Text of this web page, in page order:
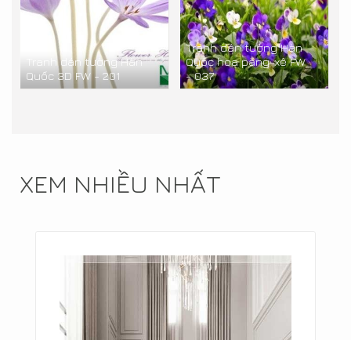
Tranh dán tường Hàn
Quốc 3D FW - 201
Tranh dán tường Hàn
Quốc hoa păng-xê FW
- 037
XEM NHIỀU NHẤT